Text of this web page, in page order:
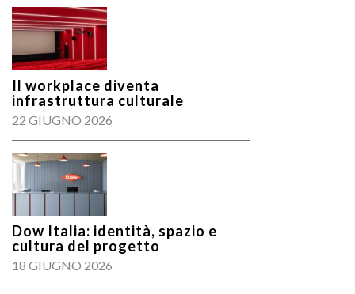
Il workplace diventa
infrastruttura culturale
22 GIUGNO 2026
Dow Italia: identità, spazio e
cultura del progetto
18 GIUGNO 2026